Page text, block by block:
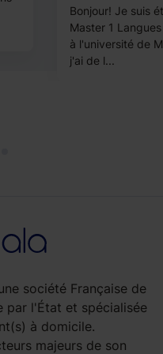
Bonjour! Je suis
Master 1
à l'université de
j'ai de l...
société Française de
par l'État et spécialisée
à domicile.
majeurs de son